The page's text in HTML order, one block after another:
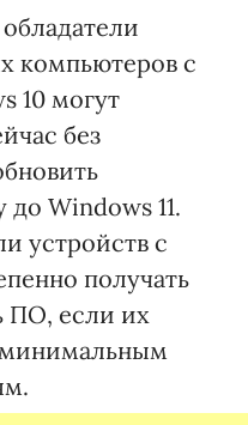
компьютеров с
10 могут
без
Windows 11.
устройств с
получать
ПО, если их